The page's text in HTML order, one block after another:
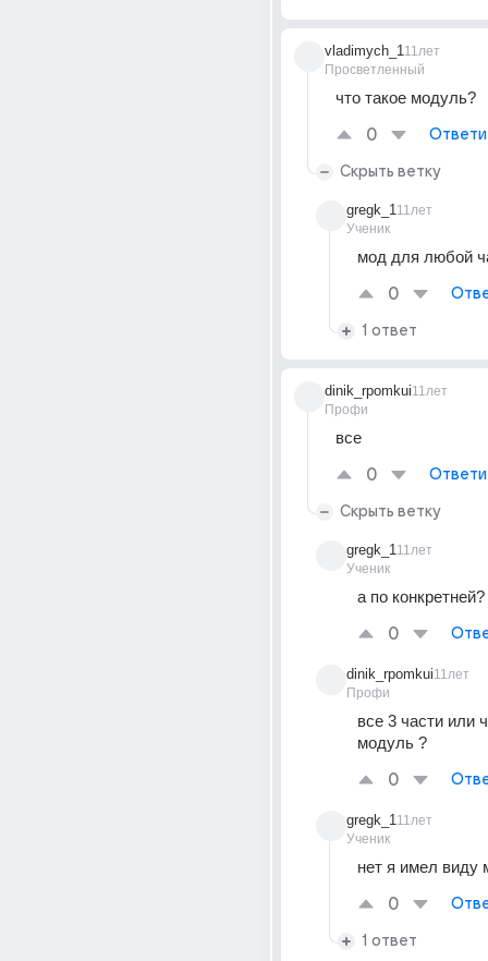
vladimych_1
Просветленный
11лет
что такое модуль?
0
Скрыть ветку
gregk_1
Ученик
11лет
мод для любой
0
1 ответ
dinik_rpomkui
Профи
11лет
все
0
Скрыть ветку
gregk_1
Ученик
11лет
а по конкретней?
0
dinik_rpomkui
Профи
11лет
все 3 части или
модуль ?
0
gregk_1
Ученик
11лет
нет я имел виду
0
1 ответ